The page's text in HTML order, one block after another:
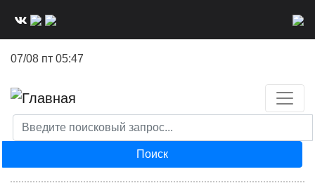
07/08 пт 05:47
Поиск